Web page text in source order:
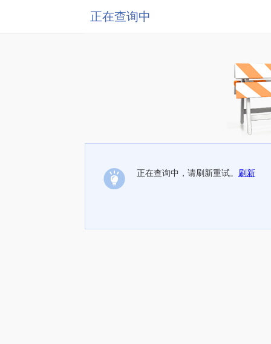
正在查询中
正在查询中，请刷新重试。 刷新